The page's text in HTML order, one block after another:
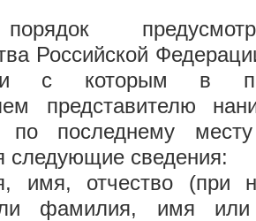
Российской
с которым в
представителю
по последнему
следующие сведения:
имя, отчество (при
фамилия, имя или